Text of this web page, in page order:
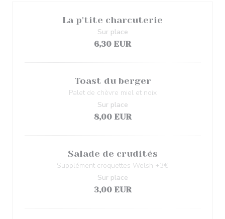
La p'tite charcuterie
6,30 EUR
Sur place
Toast du berger
Palet de chèvre miel et noix
8,00 EUR
Sur place
Salade de crudités
Supplément croquettes Welsh +3€
3,00 EUR
Sur place